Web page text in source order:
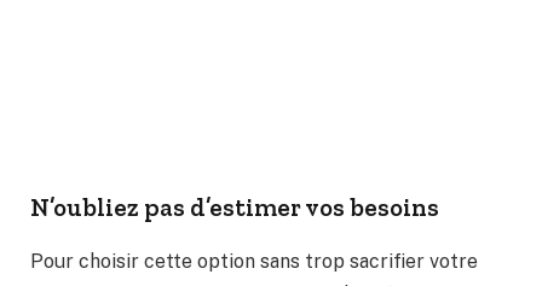
N’oubliez pas d’estimer vos besoins
Pour choisir cette option sans trop sacrifier votre